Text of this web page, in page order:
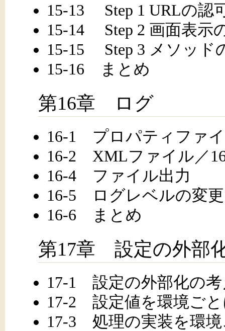
15-13 Step 1 URLの認
15-14 Step 2 画面表示
15-15 Step 3 メソッド
15-16 まとめ
第16章 ログ
16-1 プロパティファ
16-2 XMLファイル／
16-4 ファイル出力
16-5 ログレベルの変更
16-6 まとめ
第17章 設定の外部
17-1 設定の外部化の考
17-2 設定値を環境ご
17-3 処理の実装を環